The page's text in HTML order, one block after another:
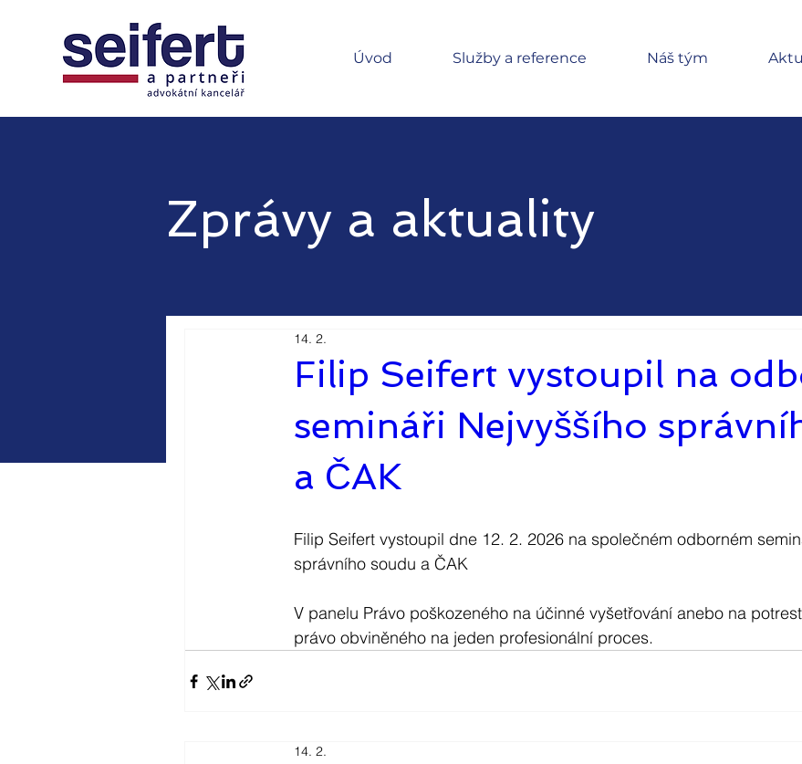
Úvod Služby a reference Náš tým
Zprávy a aktuality
Filip Seifert vystoupil na
semináři Nejvyššího
a ČAK
14. 2.
Filip Seifert vystoupil dne 12. 2. 2026 na společném odborném
správního soudu a ČAK
V panelu Právo poškozeného na účinné vyšetřování anebo na
právo obviněného na jeden profesionální proces.
14. 2.